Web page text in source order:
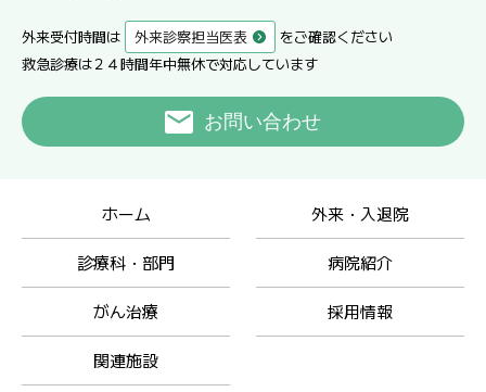
外来受付時間は 外来診察担当医表
をご確認ください
救急診療は２４時間年中無休で対応しています
お問い合わせ
ホーム 外来・入退院
診療科・部門 病院紹介
がん治療 採用情報
関連施設